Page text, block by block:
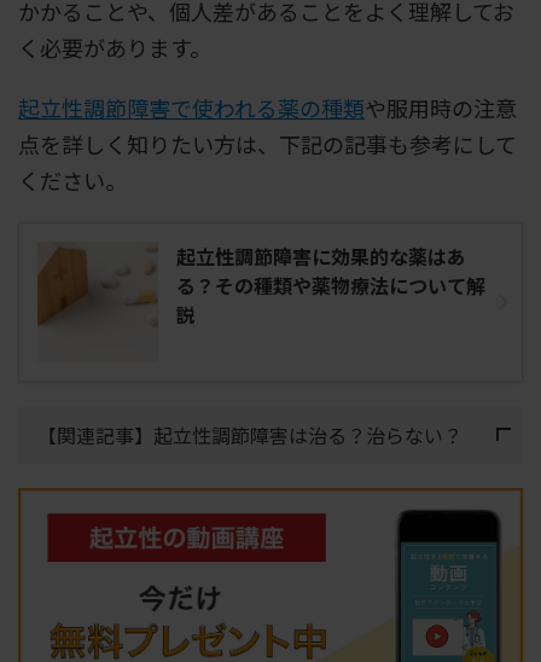
かかることや、個人差があることをよく理解してお
く必要があります。
起立性調節障害で使われる薬の種類や服用時の注意
点を詳しく知りたい方は、下記の記事も参考にして
ください。
起立性調節障害に効果的な薬はあ
る？その種類や薬物療法について解
説
【関連記事】起立性調節障害は治る？治らない？